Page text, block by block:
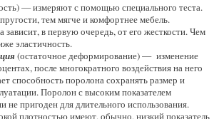
— измеряют с помощью специального теста.
тем мягче и комфортнее мебель.
зависит, в первую очередь, от его жесткости. Чем
эластичность.
(остаточное деформирование) — изменение
после многократного воздействия на него
способность поролона сохранять размер и
Поролон с высоким показателем
не пригоден для длительного использования.
плотностью имеют, обычно, низкий показатель